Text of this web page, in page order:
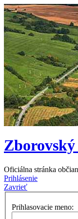
Oficiálna stránka
Prihlásenie
Zavrieť
Prihlasovacie meno: